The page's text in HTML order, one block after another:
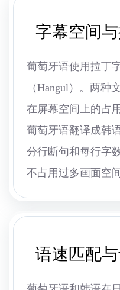
字幕空间
葡萄牙语使用拉丁
（Hangul）。两种
在屏幕空间上的占
葡萄牙语翻译成韩
分行断句和每行字
不占用过多画面空间
语速匹配